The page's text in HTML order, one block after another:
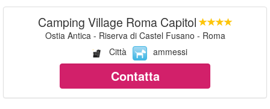
Camping Village Roma Capitol
Ostia Antica - Riserva di Castel Fusano - Roma
Città
ammessi
Contatta